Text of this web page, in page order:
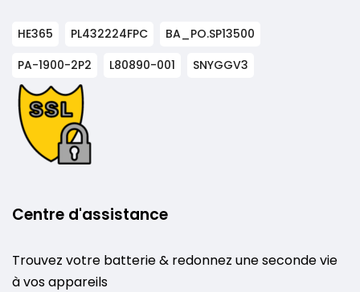
HE365 PL432224FPC
BA_PO.SP13500
PA-1900-2P2
L80890-001 SNYGGV3
Centre d'assistance
Trouvez votre batterie & redonnez une seconde vie
à vos appareils